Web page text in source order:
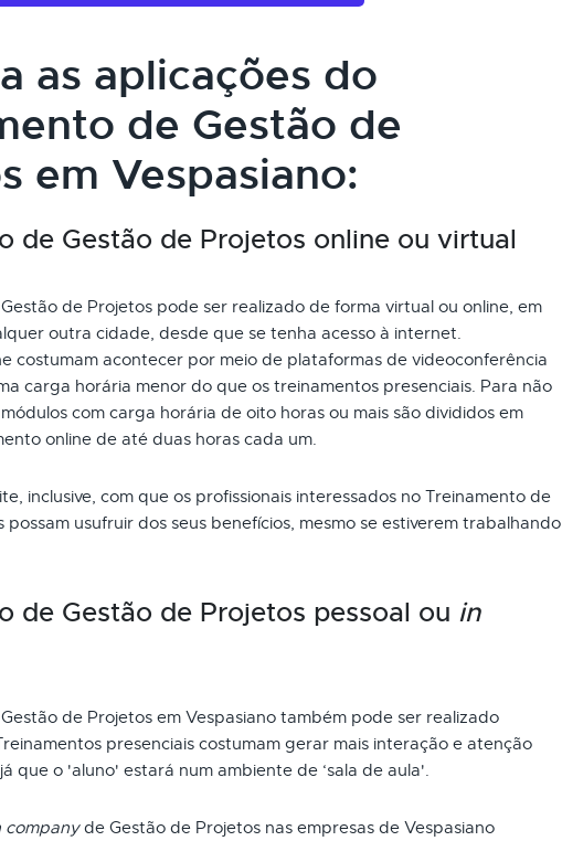
as aplicações do
de Gestão de
em Vespasiano:
de Gestão de Projetos online ou virtual
de Projetos pode ser realizado de forma virtual ou online, em
outra cidade, desde que se tenha acesso à internet.
costumam acontecer por meio de plataformas de videoconferência
carga horária menor do que os treinamentos presenciais. Para não
com carga horária de oito horas ou mais são divididos em
online de até duas horas cada um.
inclusive, com que os profissionais interessados no Treinamento de
possam usufruir dos seus benefícios, mesmo se estiverem trabalhando
de Gestão de Projetos pessoal ou in
de Projetos em Vespasiano também pode ser realizado
presenciais costumam gerar mais interação e atenção
que o 'aluno' estará num ambiente de ‘sala de aula'.
companyde Gestão de Projetos nas empresas de Vespasiano